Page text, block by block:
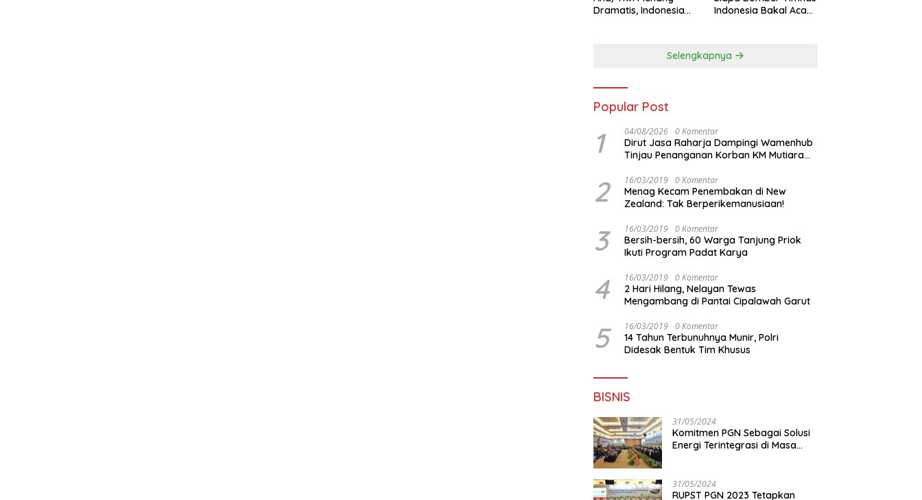
Dramatis, Indonesia
Indonesia Bakal Acak-
Selengkapnya
Popular Post
1 04/08/2026 0 Komentar
Dirut Jasa Raharja Dampingi Wamenhub
Tinjau Penanganan Korban KM Mutiara
2 16/03/2019 0 Komentar
Menag Kecam Penembakan di New
Zealand: Tak Berperikemanusiaan!
3 16/03/2019 0 Komentar
Bersih-bersih, 60 Warga Tanjung Priok
Ikuti Program Padat Karya
4 16/03/2019 0 Komentar
2 Hari Hilang, Nelayan Tewas
Mengambang di Pantai Cipalawah Garut
5 16/03/2019 0 Komentar
14 Tahun Terbunuhnya Munir, Polri
Didesak Bentuk Tim Khusus
BISNIS
31/05/2024
Komitmen PGN Sebagai Solusi
Energi Terintegrasi di Masa
31/05/2024
RUPST PGN 2023 Tetapkan